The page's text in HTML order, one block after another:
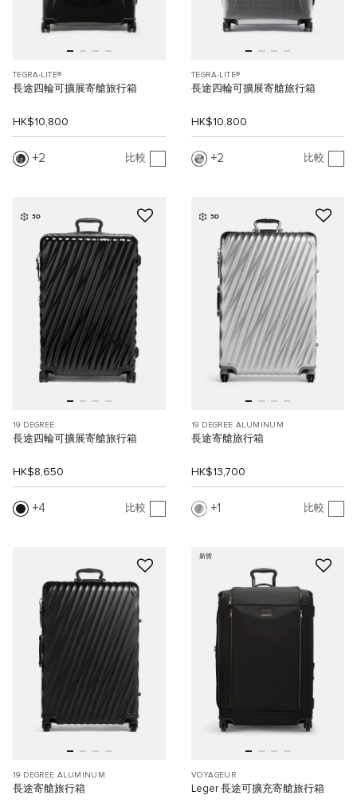
TEGRA-LITE®
長途四輪可擴展寄艙旅行箱
HK$10,800
2 比較
TEGRA-LITE®
長途四輪可擴展寄艙旅行箱
HK$10,800
2 比較
3D
19 DEGREE
長途四輪可擴展寄艙旅行箱
HK$8,650
4 比較
3D
19 DEGREE ALUMINUM
長途寄艙旅行箱
HK$13,700
1 比較
19 DEGREE ALUMINUM
長途寄艙旅行箱
新貨
VOYAGEUR
Leger 長途可擴充寄艙旅行箱